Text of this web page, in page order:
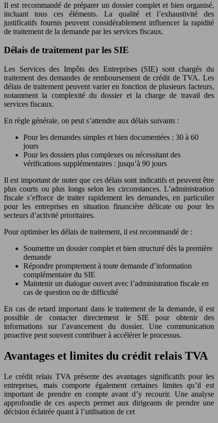
Il est recommandé de préparer un dossier complet et bien organisé,
incluant tous ces éléments. La qualité et l’exhaustivité des
justificatifs fournis peuvent considérablement influencer la rapidité
de traitement de la demande par les services fiscaux.
Délais de traitement par les SIE
Les Services des Impôts des Entreprises (SIE) sont chargés du
traitement des demandes de remboursement de crédit de TVA. Les
délais de traitement peuvent varier en fonction de plusieurs facteurs,
notamment la complexité du dossier et la charge de travail des
services fiscaux.
En règle générale, on peut s’attendre aux délais suivants :
Pour les demandes simples et bien documentées : 30 à 60
jours
Pour les dossiers plus complexes ou nécessitant des
vérifications supplémentaires : jusqu’à 90 jours
Il est important de noter que ces délais sont indicatifs et peuvent être
plus courts ou plus longs selon les circonstances. L’administration
fiscale s’efforce de traiter rapidement les demandes, en particulier
pour les entreprises en situation financière délicate ou pour les
secteurs d’activité prioritaires.
Pour optimiser les délais de traitement, il est recommandé de :
Soumettre un dossier complet et bien structuré dès la première
demande
Répondre promptement à toute demande d’information
complémentaire du SIE
Maintenir un dialogue ouvert avec l’administration fiscale en
cas de question ou de difficulté
En cas de retard important dans le traitement de la demande, il est
possible de contacter directement le SIE pour obtenir des
informations sur l’avancement du dossier. Une communication
proactive peut souvent contribuer à accélérer le processus.
Avantages et limites du crédit relais TVA
Le crédit relais TVA présente des avantages significatifs pour les
entreprises, mais comporte également certaines limites qu’il est
important de prendre en compte avant d’y recourir. Une analyse
approfondie de ces aspects permet aux dirigeants de prendre une
décision éclairée quant à l’utilisation de cet